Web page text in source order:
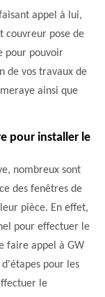
appel à lui,
couvreur pose de
pour pouvoir
de vos travaux de
ainsi que
pour installer le
nombreux sont
des fenêtres de
pièce. En effet,
pour effectuer le
faire appel à GW
pour les
le